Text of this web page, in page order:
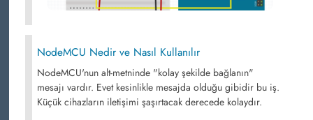
NodeMCU Nedir ve Nasıl Kullanılır
NodeMCU'nun alt-metninde "kolay şekilde bağlanın"
mesajı vardır. Evet kesinlikle mesajda olduğu gibidir bu iş.
Küçük cihazların iletişimi şaşırtacak derecede kolaydır.